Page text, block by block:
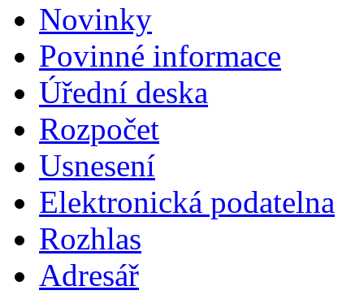
Novinky
Povinné informace
Úřední deska
Rozpočet
Usnesení
Elektronická podatelna
Rozhlas
Adresář